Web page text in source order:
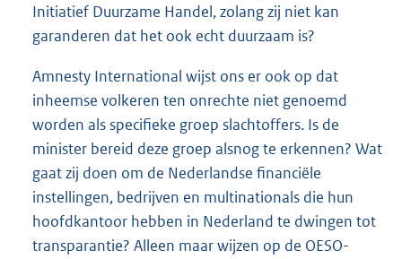
Initiatief Duurzame Handel, zolang zij niet kan
garanderen dat het ook echt duurzaam is?
Amnesty International wijst ons er ook op dat
inheemse volkeren ten onrechte niet genoemd
worden als specifieke groep slachtoffers. Is de
minister bereid deze groep alsnog te erkennen? Wat
gaat zij doen om de Nederlandse financiële
instellingen, bedrijven en multinationals die hun
hoofdkantoor hebben in Nederland te dwingen tot
transparantie? Alleen maar wijzen op de OESO-